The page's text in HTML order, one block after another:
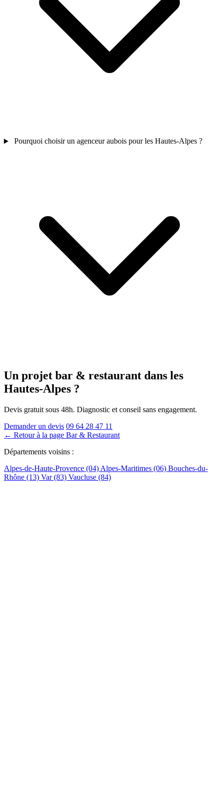
Pourquoi choisir un agenceur aubois pour les Hautes-Alpes ?
Un projet bar & restaurant dans les
Hautes-Alpes ?
Devis gratuit sous 48h. Diagnostic et conseil sans engagement.
Demander un devis 09 64 28 47 11
← Retour à la page Bar & Restaurant
Départements voisins :
Alpes-de-Haute-Provence (04) Alpes-Maritimes (06) Bouches-du-
Rhône (13) Var (83) Vaucluse (84)